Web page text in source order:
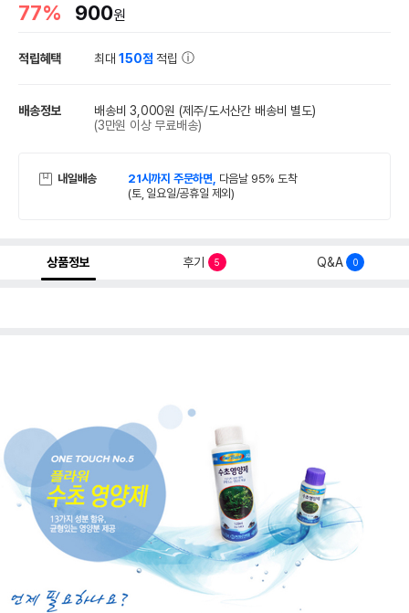
77% 900원
적립혜택 최대150점 적립
배송정보 배송비 3,000원 (제주/도서산간 배송비 별도)
(3만원 이상 무료배송)
내일배송 21시까지 주문하면, 다음날 95% 도착
(토, 일요일/공휴일 제외)
상품정보 후기 5 Q&A 0